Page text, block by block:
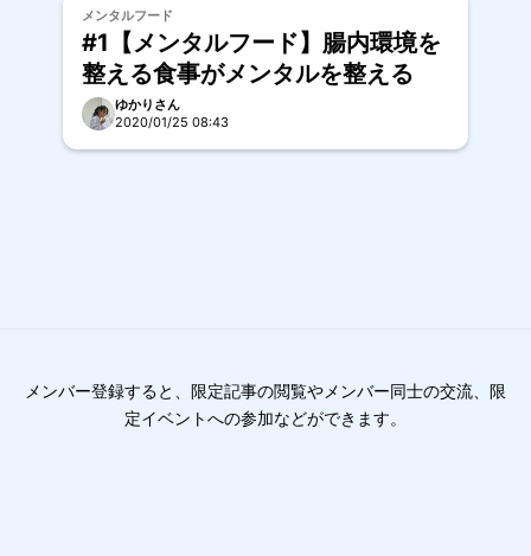
メンタルフード
#1【メンタルフード】腸内環境を
整える食事がメンタルを整える
ゆかりさん
2020/01/25 08:43
メンバー登録すると、限定記事の閲覧やメンバー同士の交流、限
定イベントへの参加などができます。